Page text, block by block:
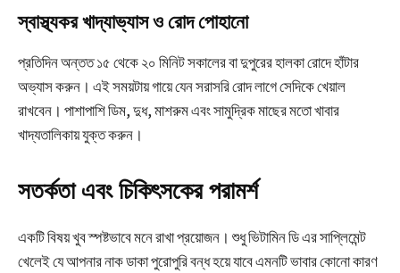
স্বাস্থ্যকর খাদ্যাভ্যাস ও রোদ পোহানো
প্রতিদিন অন্তত ১৫ থেকে ২০ মিনিট সকালের বা দুপুরের হালকা রোদে হাঁটার
অভ্যাস করুন। এই সময়টায় গায়ে যেন সরাসরি রোদ লাগে সেদিকে খেয়াল
রাখবেন। পাশাপাশি ডিম, দুধ, মাশরুম এবং সামুদ্রিক মাছের মতো খাবার
খাদ্যতালিকায় যুক্ত করুন।
সতর্কতা এবং চিকিৎসকের পরামর্শ
একটি বিষয় খুব স্পষ্টভাবে মনে রাখা প্রয়োজন। শুধু ভিটামিন ডি এর সাপ্লিমেন্ট
খেলেই যে আপনার নাক ডাকা পুরোপুরি বন্ধ হয়ে যাবে এমনটি ভাবার কোনো কারণ